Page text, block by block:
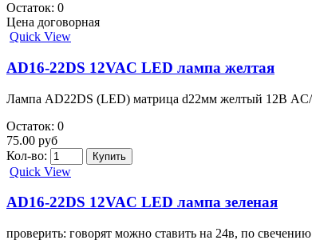
Остаток: 0
Цена договорная
Quick View
AD16-22DS 12VAC LED лампа желтая
Лампа AD22DS (LED) матрица d22мм желтый 12В
Остаток: 0
75.00 руб
Кол-во:
Quick View
AD16-22DS 12VAC LED лампа зеленая
проверить: говорят можно ставить на 24в, по